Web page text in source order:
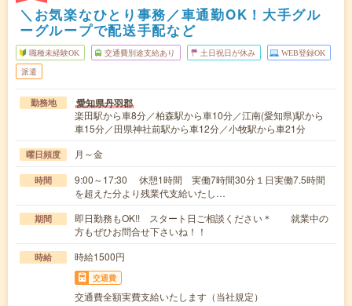
＼お気楽なひとり事務／車通勤OK！大手グル
ーグループで配送手配など
職種未経験OK 交通費別途支給あり 土日祝日が休み WEB登録OK
派遣
勤務地 愛知県丹羽郡
楽田駅から車8分／柏森駅から車10分／江南(愛知県)駅から
車15分／田県神社前駅から車12分／小牧駅から車21分
曜日頻度 月～金
時間
9:00～17:30 休憩1時間 実働7時間30分１日実働7.5時間
を超えた分より残業代支給いたし…
期間
即日勤務もOK!! スタート日ご相談ください＊ 就業中の
方もぜひお問合せ下さいね！！
時給 時給1500円
交通費
交通費全額実費支給いたします（当社規定）